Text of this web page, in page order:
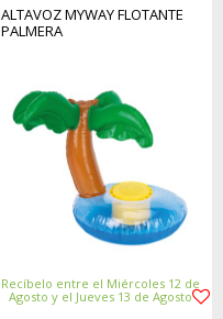
ALTAVOZ MYWAY FLOTANTE
PALMERA
Recíbelo entre el Miércoles 12 de
Agosto y el Jueves 13 de Agosto